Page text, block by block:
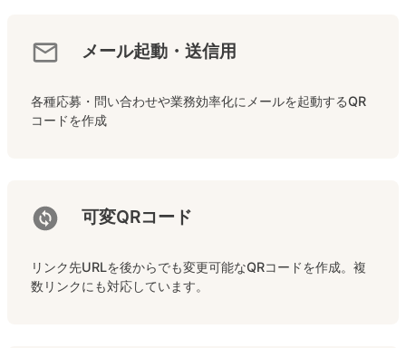
メール起動・送信用
各種応募・問い合わせや業務効率化にメールを起動するQR
コードを作成
可変QRコード
リンク先URLを後からでも変更可能なQRコードを作成。複
数リンクにも対応しています。